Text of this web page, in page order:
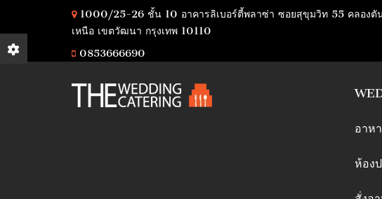
1000/25-26 ชั้น 10 อาคารลิเบอร์ตี้พลาซ่า ซอยสุขุมวิท 55 คลองตั
เหนือ เขตวัฒนา กรุงเทพ 10110
0853666690
อาห
ห้อง